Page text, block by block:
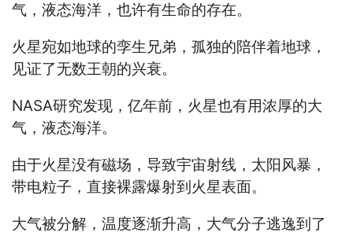
气，液态海洋，也许有生命的存在。
火星宛如地球的孪生兄弟，孤独的陪伴着地球，
见证了无数王朝的兴衰。
NASA研究发现，亿年前，火星也有用浓厚的大
气，液态海洋。
由于火星没有磁场，导致宇宙射线，太阳风暴，
带电粒子，直接裸露爆射到火星表面。
大气被分解，温度逐渐升高，大气分子逃逸到了